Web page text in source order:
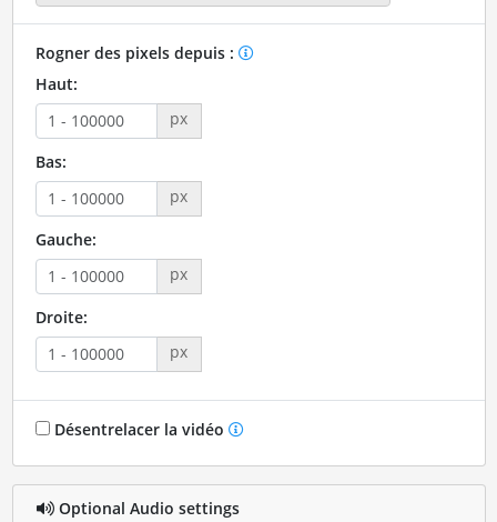
Rogner des pixels depuis :
Haut:
px
Bas:
px
Gauche:
px
Droite:
px
Désentrelacer la vidéo
Optional Audio settings